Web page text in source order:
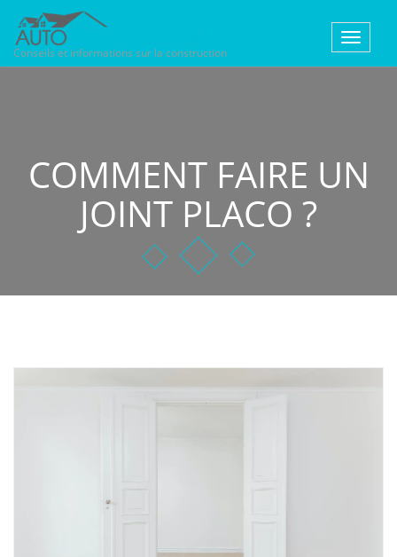
Conseils et informations sur la construction
Toggle
COMMENT FAIRE UN
JOINT PLACO ?